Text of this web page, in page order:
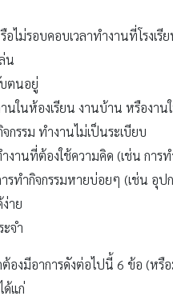
ไม่รอบคอบเวลาทำงานที่โรงเ
น
ตนอยู่
ในห้องเรียน งานบ้าน หรืองาน
รรม ทำงานไม่เป็นระเบียบ
งานที่ต้องใช้ความคิด (เช่น การ
รทำกิจกรรมหายบ่อยๆ (เช่น อุป
าย
จำ
ต้องมีอาการดังต่อไปนี้ 6 ข้อ (ห
ด้แก่